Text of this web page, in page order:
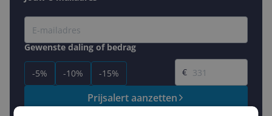
Gewenste daling of bedrag
-5% -10% -15%
Gewenste prijs
€
Prijsalert aanzetten